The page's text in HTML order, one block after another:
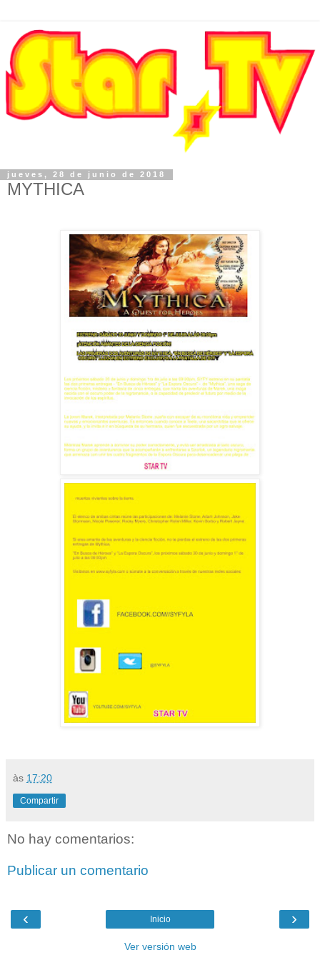
jueves, 28 de junio de 2018
MYTHICA
às 17:20
Compartir
No hay comentarios:
Publicar un comentario
‹ ›
Inicio
Ver versión web